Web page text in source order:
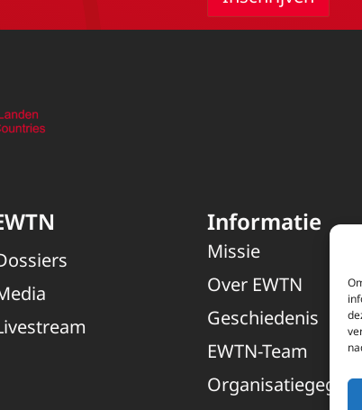
Informatie
Missie
Over EWTN
Geschiedenis
EWTN-Team